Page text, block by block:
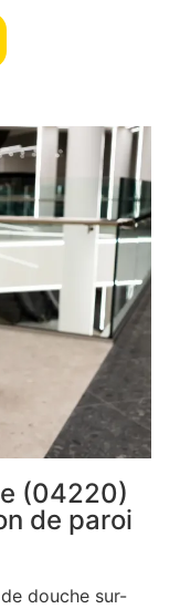
(04220)
de paroi
douche sur-